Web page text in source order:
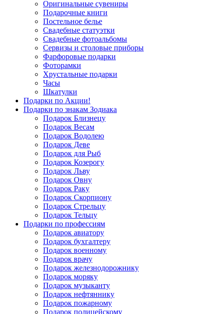
Оригинальные сувениры
Подарочные книги
Постельное белье
Свадебные статуэтки
Свадебные фотоальбомы
Сервизы и столовые приборы
Фарфоровые подарки
Фоторамки
Хрустальные подарки
Часы
Шкатулки
Подарки по Акции!
Подарки по знакам Зодиака
Подарок Близнецу
Подарок Весам
Подарок Водолею
Подарок Деве
Подарок для Рыб
Подарок Козерогу
Подарок Льву
Подарок Овну
Подарок Раку
Подарок Скорпиону
Подарок Стрельцу
Подарок Тельцу
Подарки по профессиям
Подарок авиатору
Подарок бухгалтеру
Подарок военному
Подарок врачу
Подарок железнодорожнику
Подарок моряку
Подарок музыканту
Подарок нефтяннику
Подарок пожарному
Подарок полицейскому